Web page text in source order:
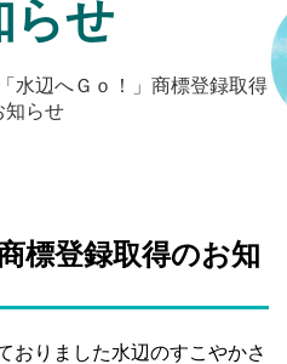
らせ
「水辺へＧｏ！」商標登録取得
知らせ
標登録取得のお知
おりました水辺のすこやかさ